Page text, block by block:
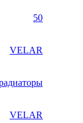
50
VELAR
VELAR